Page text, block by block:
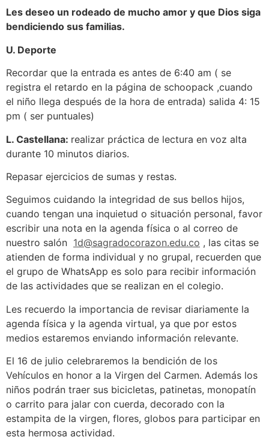
Les deseo un rodeado de mucho amor y que Dios siga
bendiciendo sus familias.
U. Deporte
Recordar que la entrada es antes de 6:40 am ( se
registra el retardo en la página de schoopack ,cuando
el niño llega después de la hora de entrada) salida 4: 15
pm ( ser puntuales)
L. Castellana: realizar práctica de lectura en voz alta
durante 10 minutos diarios.
Repasar ejercicios de sumas y restas.
Seguimos cuidando la integridad de sus bellos hijos,
cuando tengan una inquietud o situación personal, favor
escribir una nota en la agenda física o al correo de
nuestro salón 1d@sagradocorazon.edu.co , las citas se
atienden de forma individual y no grupal, recuerden que
el grupo de WhatsApp es solo para recibir información
de las actividades que se realizan en el colegio.
Les recuerdo la importancia de revisar diariamente la
agenda física y la agenda virtual, ya que por estos
medios estaremos enviando información relevante.
El 16 de julio celebraremos la bendición de los
Vehículos en honor a la Virgen del Carmen. Además los
niños podrán traer sus bicicletas, patinetas, monopatín
o carrito para jalar con cuerda, decorado con la
estampita de la virgen, flores, globos para participar en
esta hermosa actividad.